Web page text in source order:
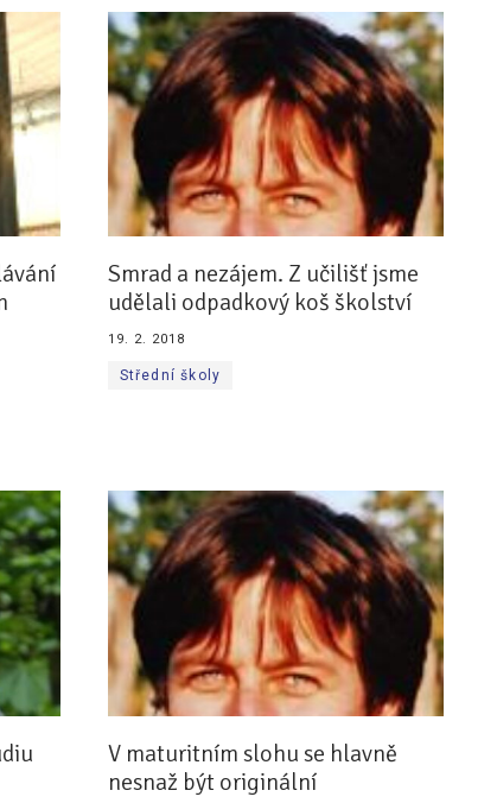
Smrad a nezájem. Z učilišť jsme
udělali odpadkový koš školství
19. 2. 2018
Střední školy
V maturitním slohu se hlavně
nesnaž být originální